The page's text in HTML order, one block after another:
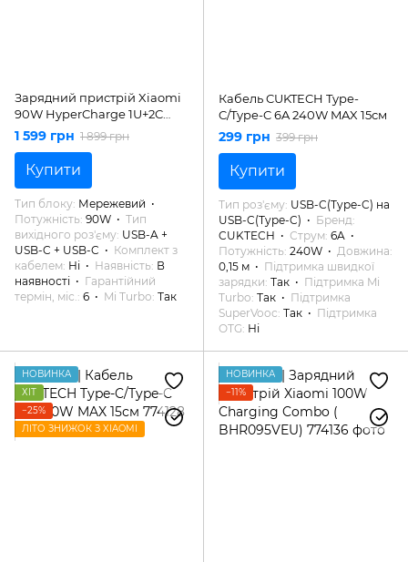
Зарядний пристрій Xiaomi
90W HyperCharge 1U+2C
(BHR087MEU)
1 599 грн 1 899 грн
Купити
Тип блоку Мережевий
Потужність 90W
Тип
вихідного роз'єму USB-A +
USB-C + USB-C
Комплект з
кабелем Ні Наявність В
наявності
Гарантійний
термін, міс. 6 Mi Turbo Так
Кабель CUKTECH Type-
C/Type-C 6A 240W MAX 15см
299 грн 399 грн
Купити
Тип роз'єму USB-C(Type-C) на
USB-C(Type-C)
Бренд
CUKTECH
Струм 6A
Потужність 240W
Довжина
0,15 м
Підтримка швидкої
зарядки Так
Підтримка Mi
Turbo Так
Підтримка
SuperVooc Так
Підтримка
OTG Ні
НОВИНКА
ХІТ
−25%
ЛІТО ЗНИЖОК З XIAOMI
НОВИНКА
−11%